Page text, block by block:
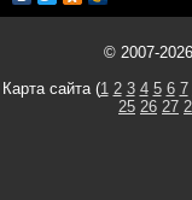
© 2007-2026
Карта сайта (1 2 3 4 5 6 7
25 26 27